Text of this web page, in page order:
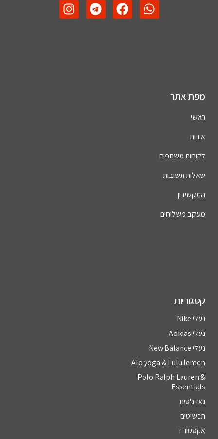
מפת אתר
ראשי
אודות
לקוחות משתפים
שאלות תשובות
המקשיבון
מעקב משלוחים
קטגוריות
נעלי Nike
נעלי Adidas
נעלי New Balance
Alo yoga & Lulu lemon
Polo Ralph Lauren &
Essentials
גאדג'טים
תכשיטים
אקססוריז